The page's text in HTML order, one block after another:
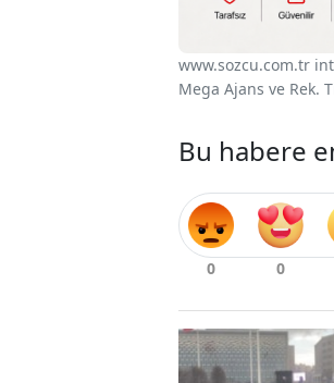
www.sozcu.com.tr
Mega Ajans ve Rek.
Bu habere